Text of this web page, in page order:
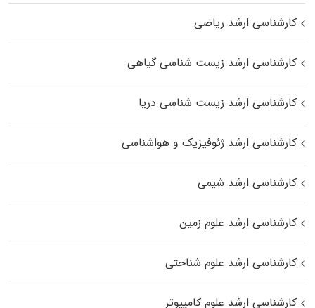
کارشناسی ارشد ریاضی
کارشناسی ارشد زیست‌ شناسی گیاهی
کارشناسی ارشد زیست‌ شناسی دریا
کارشناسی ارشد ژئوفیزیک و هواشناسی
کارشناسی ارشد شیمی
کارشناسی ارشد علوم زمین
کارشناسی ارشد علوم شناختی
کارشناسی ارشد علوم کامپیوتر